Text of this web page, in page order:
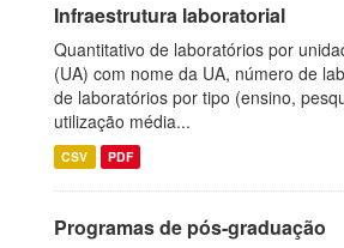
Infraestrutura laboratorial
Quantitativo de laboratórios por
(UA) com nome da UA, número de
de laboratórios por tipo (ensino,
utilização média...
CSV PDF
Programas de pós-graduação